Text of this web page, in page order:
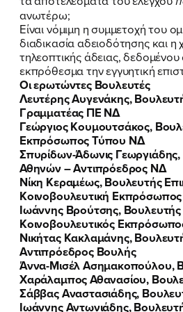
ΝΕΑ
ΕΛΑ ΚΙ ΕΣΥ
FB IN TW YT LN
ανωτέρω;
Είναι νόμιμη η συμμετοχή του
διαδικασία αδειοδότησης και η
τηλεοπτικής άδειας, δεδομένου
εκπρόθεσμα την εγγυητική
Οι ερωτώντες Βουλευτές
Λευτέρης Αυγενάκης,
Γραμματέας ΠΕ ΝΔ
Γεώργιος Κουμουτσάκος,
Εκπρόσωπος Τύπου ΝΔ
Σπυρίδων-Άδωνις Γεωργιάδης,
Αθηνών – Αντιπρόεδρος ΝΔ
Νίκη Κεραμέως, Βουλευτής
Κοινοβουλευτική
Ιωάννης Βρούτσης,
Κοινοβουλευτικός
Νικήτας Κακλαμάνης,
Αντιπρόεδρος Βουλής
Άννα-Μισέλ Ασημακοπούλου,
Χαράλαμπος Αθανασίου,
Σάββας Αναστασιάδης,
Ιωάννης Αντωνιάδης,